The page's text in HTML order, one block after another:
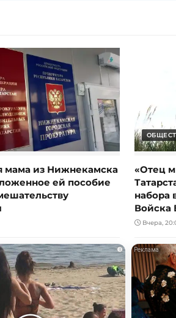
мама из Нижнекамска
ей пособие
«Отец
набора
Войска
Вчера,
i